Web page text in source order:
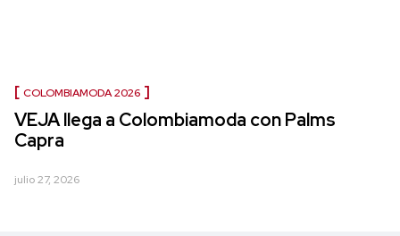
COLOMBIAMODA 2026
VEJA llega a Colombiamoda con Palms
Capra
julio 27, 2026